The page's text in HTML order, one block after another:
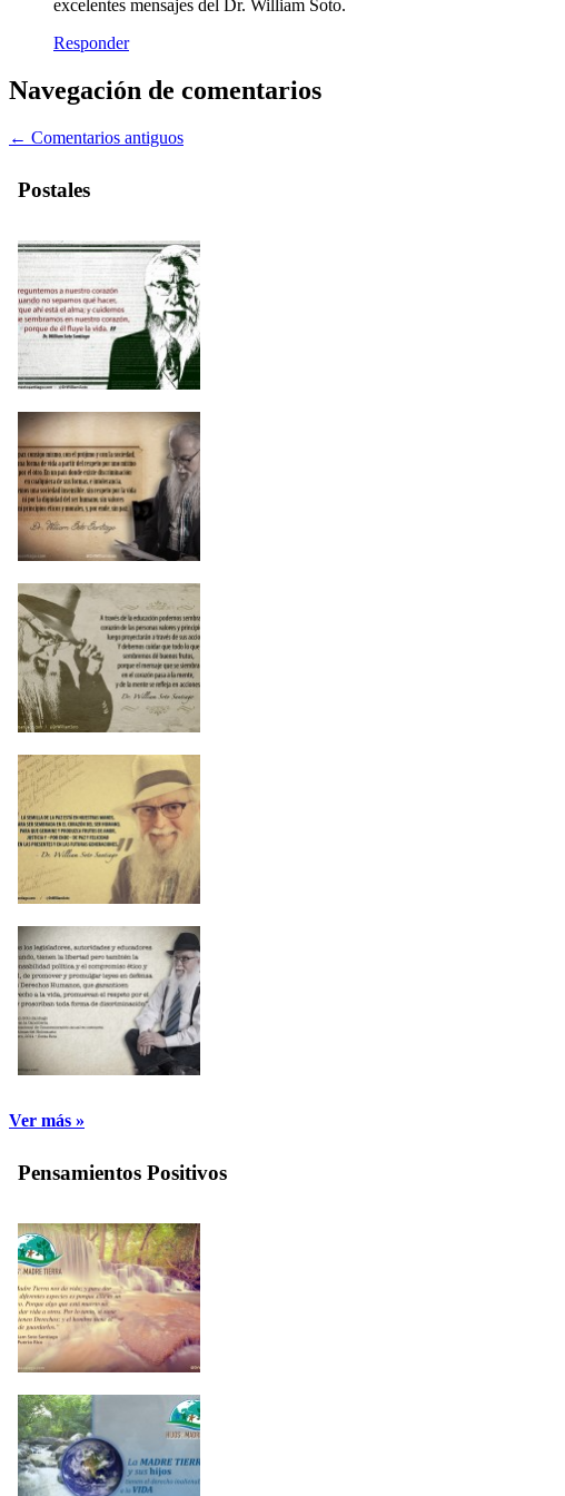
excelentes mensajes del Dr. William Soto.
Responder
Navegación de comentarios
← Comentarios antiguos
Postales
Ver más »
Pensamientos Positivos